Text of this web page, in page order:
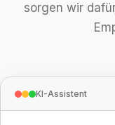
sorgen wir
KI-Assistent